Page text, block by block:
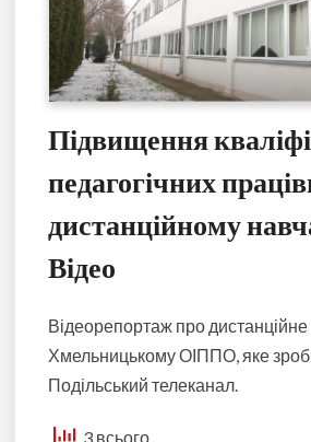
Підвищення
педагогічних
дистанційному
Відео
Відеорепортаж про
Хмельницькому ОІППО, яке
Подільський телеканал.
3 всього